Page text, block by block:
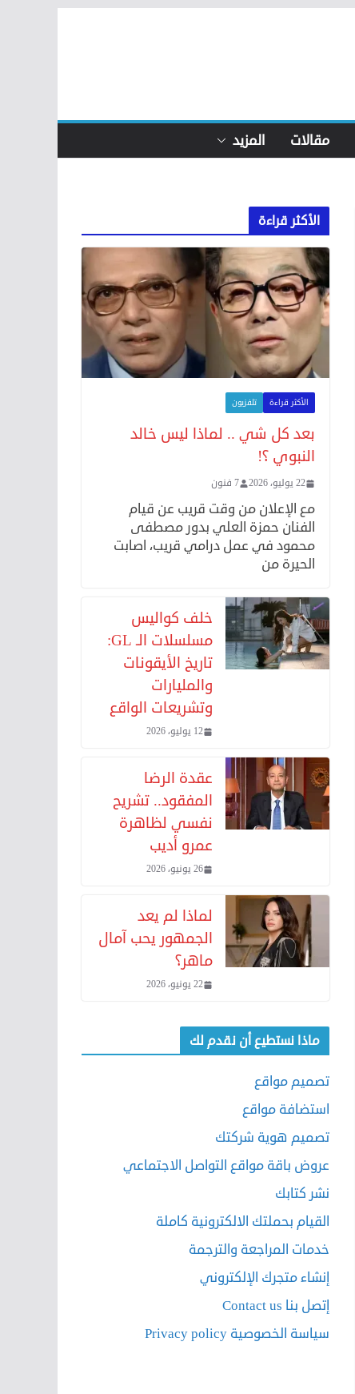
مقالات المزيد
الأكثر قراءة
الأكثر قراءة تلفزيون
بعد كل شي .. لماذا ليس خالد
النبوي ؟!
22 يوليو، 2026 7 فنون
مع الإعلان من وقت قريب عن قيام
الفنان حمزة العلي بدور مصطفى
محمود في عمل درامي قريب، اصابت
الحيرة من
خلف كواليس
مسلسلات الـ GL:
تاريخ الأيقونات
والمليارات
وتشريعات الواقع
12 يوليو، 2026
عقدة الرضا
المفقود.. تشريح
نفسي لظاهرة
عمرو أديب
26 يونيو، 2026
لماذا لم يعد
الجمهور يحب آمال
ماهر؟
22 يونيو، 2026
ماذا نستطيع أن نقدم لك
تصميم مواقع
استضافة مواقع
تصميم هوية شركتك
عروض باقة مواقع التواصل الاجتماعي
نشر كتابك
القيام بحملتك الالكترونية كاملة
خدمات المراجعة والترجمة
إنشاء متجرك الإلكتروني
إتصل بنا Contact us
سياسة الخصوصية Privacy policy